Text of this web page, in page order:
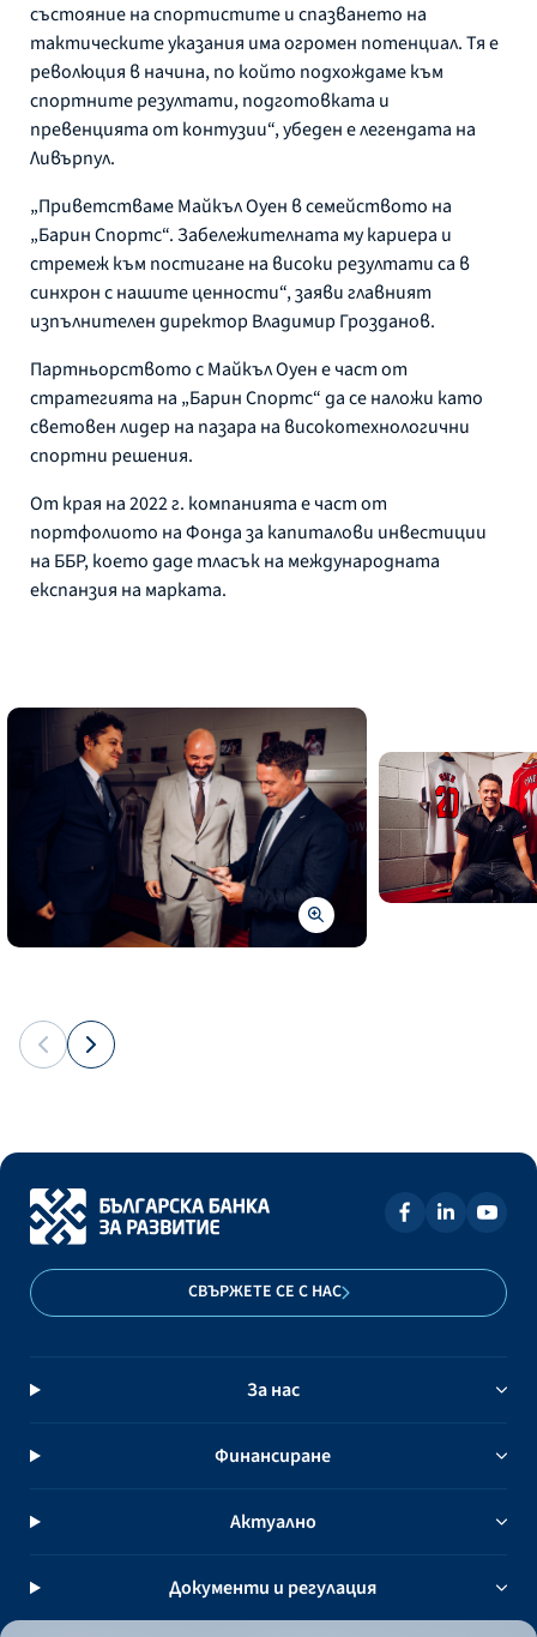
състояние на спортистите и спазването на
тактическите указания има огромен потенциал. Тя е
революция в начина, по който подхождаме към
спортните резултати, подготовката и
превенцията от контузии“, убеден е легендата на
Ливърпул.
„Приветстваме Майкъл Оуен в семейството на
„Барин Спортс“. Забележителната му кариера и
стремеж към постигане на високи резултати са в
синхрон с нашите ценности“, заяви главният
изпълнителен директор Владимир Грозданов.
Партньорството с Майкъл Оуен е част от
стратегията на „Барин Спортс“ да се наложи като
световен лидер на пазара на високотехнологични
спортни решения.
От края на 2022 г. компанията е част от
портфолиото на Фонда за капиталови инвестиции
на ББР, което даде тласък на международната
експанзия на марката.
СВЪРЖЕТЕ СЕ С НАС
За нас
Финансиране
Актуално
Документи и регулация